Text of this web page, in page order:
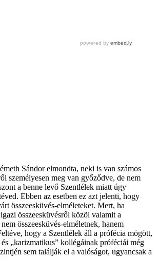
Sándor elmondta, neki is van számos
személyesen meg van győződve, de nem
a benne levő Szentlélek miatt úgy
Ebben az esetben ez azt jelenti, hogy
összeesküvés-elméleteket. Mert, ha
összeesküvésről közöl valamit a
összeesküvés-elméletnek, hanem
hogy a Szentlélek áll a prófécia mögött,
„karizmatikus” kollégáinak próféciái még
sem találják el a valóságot, ugyancsak a